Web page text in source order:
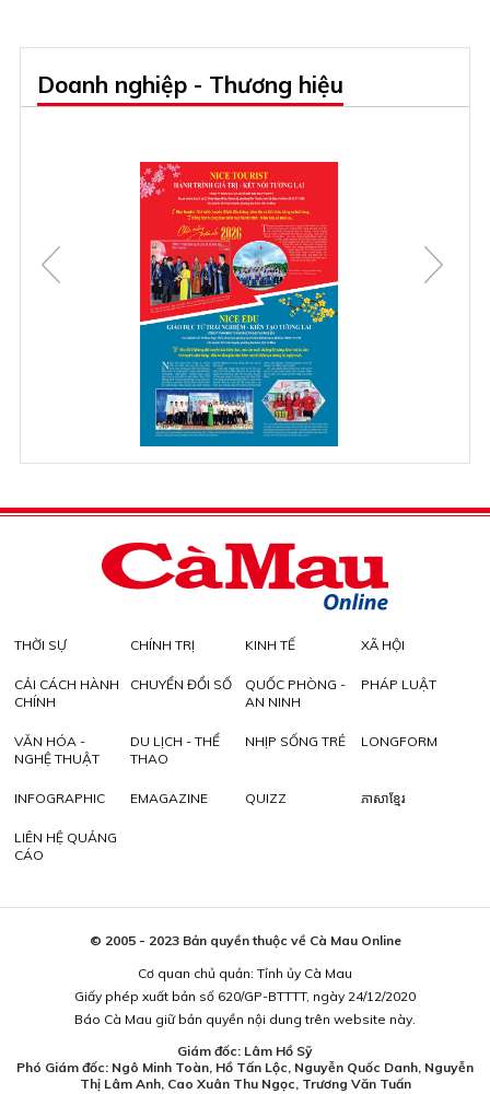
Doanh nghiệp - Thương hiệu
THỜI SỰ CHÍNH TRỊ KINH TẾ XÃ HỘI
CẢI CÁCH HÀNH
CHÍNH
CHUYỂN ĐỔI SỐ
QUỐC PHÒNG -
AN NINH
PHÁP LUẬT
VĂN HÓA -
NGHỆ THUẬT
DU LỊCH - THỂ
THAO
NHỊP SỐNG TRẺ LONGFORM
INFOGRAPHIC EMAGAZINE QUIZZ ភាសាខ្មែរ
LIÊN HỆ QUẢNG
CÁO
© 2005 - 2023 Bản quyền thuộc về Cà Mau Online
Cơ quan chủ quản: Tỉnh ủy Cà Mau
Giấy phép xuất bản số 620/GP-BTTTT, ngày 24/12/2020
Báo Cà Mau giữ bản quyền nội dung trên website này.
Giám đốc: Lâm Hồ Sỹ
Phó Giám đốc: Ngô Minh Toàn, Hồ Tấn Lộc, Nguyễn Quốc Danh, Nguyễn
Thị Lâm Anh, Cao Xuân Thu Ngọc, Trương Văn Tuấn